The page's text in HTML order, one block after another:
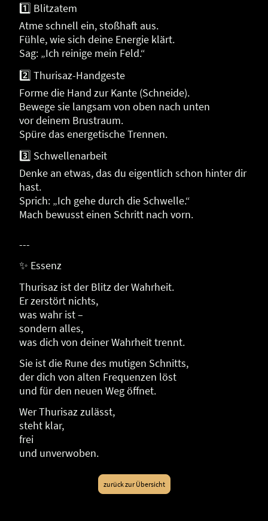
1️⃣ Blitzatem
Atme schnell ein, stoßhaft aus.
Fühle, wie sich deine Energie klärt.
Sag: „Ich reinige mein Feld.“
2️⃣ Thurisaz-Handgeste
Forme die Hand zur Kante (Schneide).
Bewege sie langsam von oben nach unten
vor deinem Brustraum.
Spüre das energetische Trennen.
3️⃣ Schwellenarbeit
Denke an etwas, das du eigentlich schon hinter dir
hast.
Sprich: „Ich gehe durch die Schwelle.“
Mach bewusst einen Schritt nach vorn.
---
✨ Essenz
Thurisaz ist der Blitz der Wahrheit.
Er zerstört nichts,
was wahr ist –
sondern alles,
was dich von deiner Wahrheit trennt.
Sie ist die Rune des mutigen Schnitts,
der dich von alten Frequenzen löst
und für den neuen Weg öffnet.
Wer Thurisaz zulässt,
steht klar,
frei
und unverwoben.
zurück zur Übersicht